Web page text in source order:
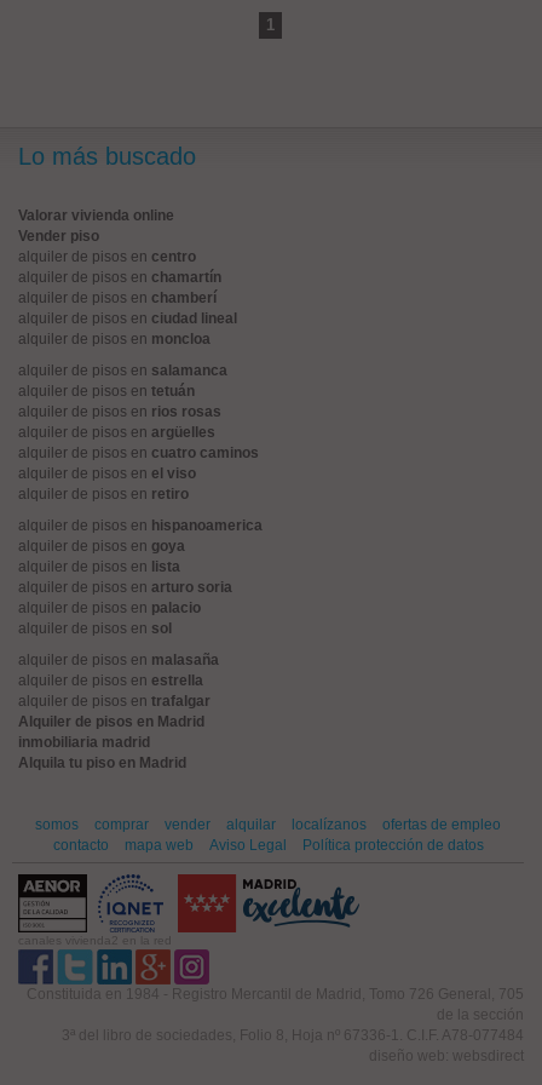
1
Lo más buscado
Valorar vivienda online
Vender piso
alquiler de pisos en centro
alquiler de pisos en chamartín
alquiler de pisos en chamberí
alquiler de pisos en ciudad lineal
alquiler de pisos en moncloa
alquiler de pisos en salamanca
alquiler de pisos en tetuán
alquiler de pisos en rios rosas
alquiler de pisos en argüelles
alquiler de pisos en cuatro caminos
alquiler de pisos en el viso
alquiler de pisos en retiro
alquiler de pisos en hispanoamerica
alquiler de pisos en goya
alquiler de pisos en lista
alquiler de pisos en arturo soria
alquiler de pisos en palacio
alquiler de pisos en sol
alquiler de pisos en malasaña
alquiler de pisos en estrella
alquiler de pisos en trafalgar
Alquiler de pisos en Madrid
inmobiliaria madrid
Alquila tu piso en Madrid
somos comprar vender alquilar localízanos
ofertas de empleo
contacto
mapa web Aviso Legal Política protección de datos
canales vivienda2 en la red
Constituida en 1984 - Registro Mercantil de Madrid, Tomo 726 General, 705
de la sección
3ª del libro de sociedades, Folio 8, Hoja nº 67336-1. C.I.F. A78-077484
diseño web: websdirect